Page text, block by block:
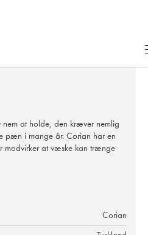
at holde, den kræver nemlig
i mange år. Corian har en
at væske kan trænge
Corian